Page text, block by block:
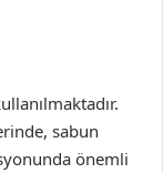
sabun
önemli